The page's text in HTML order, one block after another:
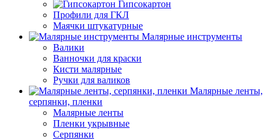
Гипсокартон
Профили для ГКЛ
Маячки штукатурные
Малярные инструменты
Валики
Ванночки для краски
Кисти малярные
Ручки для валиков
Малярные ленты,
серпянки, пленки
Малярные ленты
Пленки укрывные
Серпянки